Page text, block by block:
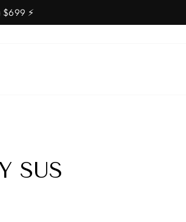
⚡️
SUS